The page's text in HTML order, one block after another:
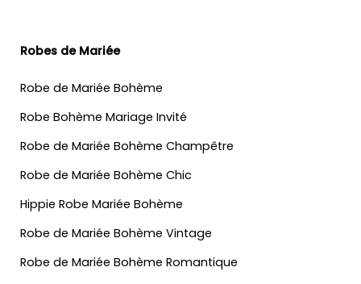
Robes de Mariée
Robe de Mariée Bohème
Robe Bohème Mariage Invité
Robe de Mariée Bohème Champêtre
Robe de Mariée Bohème Chic
Hippie Robe Mariée Bohème
Robe de Mariée Bohème Vintage
Robe de Mariée Bohème Romantique